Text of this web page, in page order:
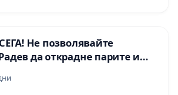
Не позволявайте
да открадне парите и